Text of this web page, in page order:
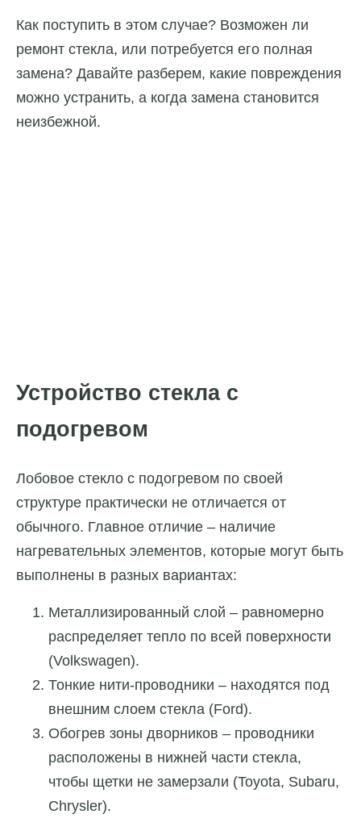
Как поступить в этом случае? Возможен ли
ремонт стекла, или потребуется его полная
замена? Давайте разберем, какие повреждения
можно устранить, а когда замена становится
неизбежной.
Устройство стекла с
подогревом
Лобовое стекло с подогревом по своей
структуре практически не отличается от
обычного. Главное отличие – наличие
нагревательных элементов, которые могут быть
выполнены в разных вариантах:
Металлизированный слой – равномерно
распределяет тепло по всей поверхности
(Volkswagen).
Тонкие нити-проводники – находятся под
внешним слоем стекла (Ford).
Обогрев зоны дворников – проводники
расположены в нижней части стекла,
чтобы щетки не замерзали (Toyota, Subaru,
Chrysler).